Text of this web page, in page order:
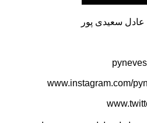
عادل سعیدی پور